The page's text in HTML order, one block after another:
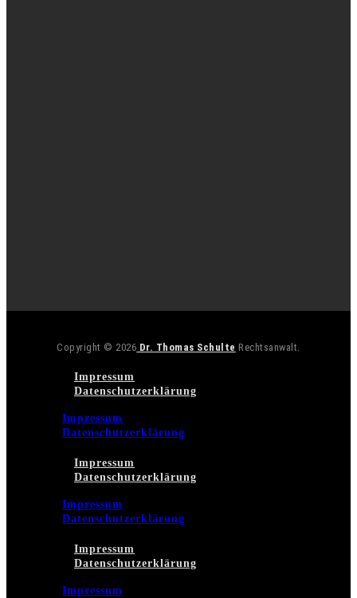
Copyright © 2026 Dr. Thomas Schulte Rechtsanwalt.
Impressum
Datenschutzerklärung
Impressum
Datenschutzerklärung
Impressum
Datenschutzerklärung
Impressum
Datenschutzerklärung
Impressum
Datenschutzerklärung
Impressum